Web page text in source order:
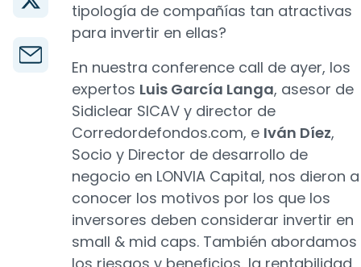
tipología de compañías tan atractivas
para invertir en ellas?
En nuestra conference call de ayer, los
expertos Luis García Langa, asesor de
Sidiclear SICAV y director de
Corredordefondos.com, e Iván Díez,
Socio y Director de desarrollo de
negocio en LONVIA Capital, nos dieron a
conocer los motivos por los que los
inversores deben considerar invertir en
small & mid caps. También abordamos